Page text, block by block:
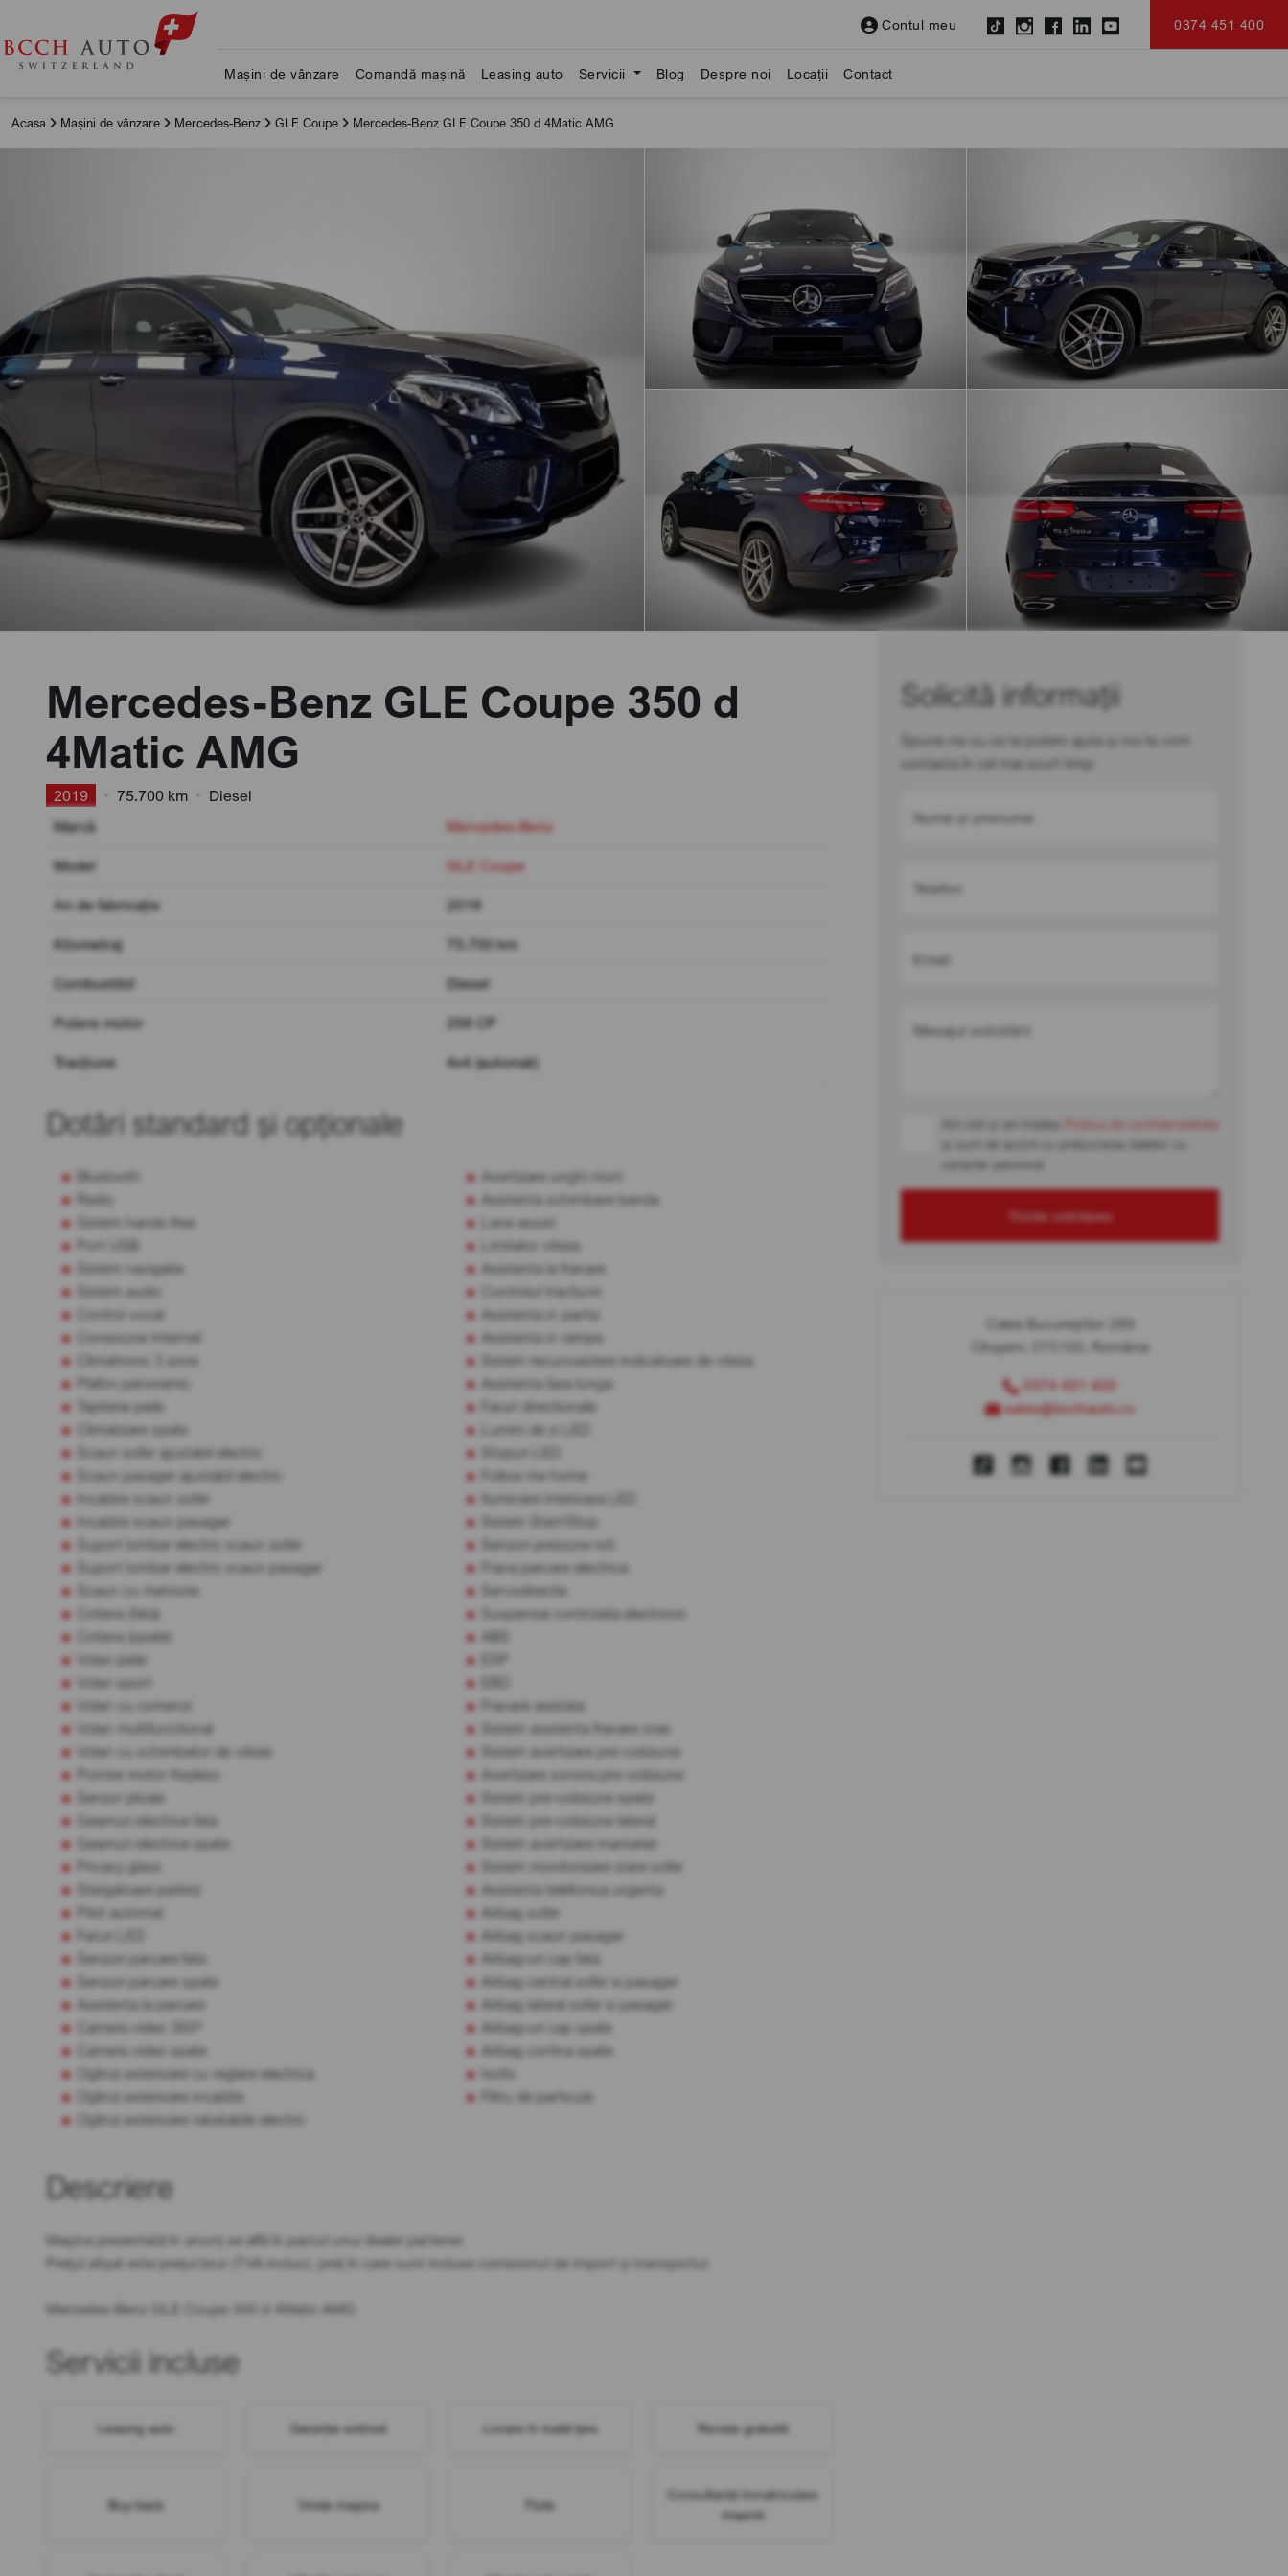
Contul meu 0374 451 400
Mașini de vânzare Comandă mașină Leasing auto Servicii Blog Despre noi Locații Contact
Acasa Mașini de vânzare Mercedes-Benz GLE Coupe Mercedes-Benz GLE Coupe 350 d 4Matic AMG
Mercedes-Benz GLE Coupe 350 d
4Matic AMG
2019 75.700 km
Diesel
Marcă
Mercedes-Benz
Model GLE Coupe
An de fabricație 2019
Kilometraj 75.700 km
Combustibil Diesel
Putere motor 258 CP
Tracțiune 4x4 (automat)
Dotări standard și opționale
Bluetooth
Radio
Sistem hands-free
Port USB
Sistem navigatie
Sistem audio
Control vocal
Conexiune Internet
Climatronic 3 zone
Plafon panoramic
Tapiterie piele
Climatizare spate
Scaun sofer ajustabil electric
Scaun pasager ajustabil electric
Incalzire scaun sofer
Incalzire scaun pasager
Suport lombar electric scaun sofer
Suport lombar electric scaun pasager
Scaun cu memorie
Cotiera (fata)
Cotiera (spate)
Volan piele
Volan sport
Volan cu comenzi
Volan multifunctional
Volan cu schimbator de viteze
Pornire motor Keyless
Senzor ploaie
Geamuri electrice fata
Geamuri electrice spate
Privacy glass
Stergatoare parbriz
Pilot automat
Faruri LED
Senzori parcare fata
Senzori parcare spate
Asistenta la parcare
Camera video 360º
Camera video spate
Oglinzi exterioare cu reglare electrica
Oglinzi exterioare incalzite
Oglinzi exterioare rabatabile electric
Avertizare unghi mort
Asistenta schimbare banda
Lane assist
Limitator viteza
Asistenta la franare
Controlul tractiunii
Asistenta in panta
Asistenta in rampa
Sistem recunoastere indicatoare de viteza
Asistenta faza lunga
Faruri directionale
Lumini de zi LED
Stopuri LED
Follow me home
Iluminare interioara LED
Sistem Start/Stop
Senzori presiune roti
Frana parcare electrica
Servodirectie
Suspensie controlata electronic
ABS
EBD
Franare asistata
Sistem asistenta franare oras
Sistem avertizare pre-coliziune
Avertizare sonora pre-coliziune
Sistem pre-coliziune spate
Sistem pre-coliziune lateral
Sistem avertizare marsarier
Sistem monitorizare stare sofer
Asistenta telefonica urgenta
Airbag sofer
Airbag scaun pasager
Airbag-uri cap fata
Airbag central sofer si pasager
Airbag lateral sofer si pasager
Airbag-uri cap spate
Airbag cortina spate
Isofix
Filtru de particule
Descriere
Mașina prezentată în anunț se află în parcul unui dealer partener.
Prețul afișat este prețul brut (TVA inclus), preț în care sunt incluse comisionul de import și transportul.
Mercedes-Benz GLE Coupe 350 d 4Matic AMG
Servicii incluse
Leasing auto Garanție extinsă Livrare în toată țara Revizie gratuită
Buy-back Vinde mașina Flote
Consultanță înmatriculare
mașină
Solicită informații
Spune-ne cu ce te putem ajuta și noi te vom
contacta în cel mai scurt timp
Nume și prenume
Telefon
Email
Mesajul solicitării
Am citit și am înțeles
Politica de confidențialitate
și sunt de acord cu prelucrarea datelor cu
caracter personal
Trimite solicitarea
Calea Bucureștilor 289
Otopeni, 075100, România
0374 451 400
sales@bcchauto.ro